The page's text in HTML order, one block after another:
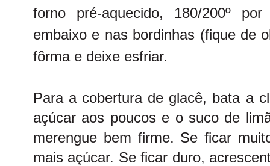
forno pré-aquecido, 180/200º
embaixo e nas bordinhas (fique de
fôrma e deixe esfriar.
Para a cobertura de glacê, bata a
açúcar aos poucos e o suco de
merengue bem firme. Se ficar
mais açúcar. Se ficar duro,